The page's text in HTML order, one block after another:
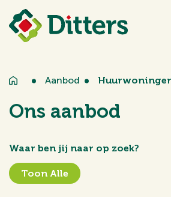
Aanbod
Ons aanbod
Waar ben jij naar op zoek?
Toon Alle